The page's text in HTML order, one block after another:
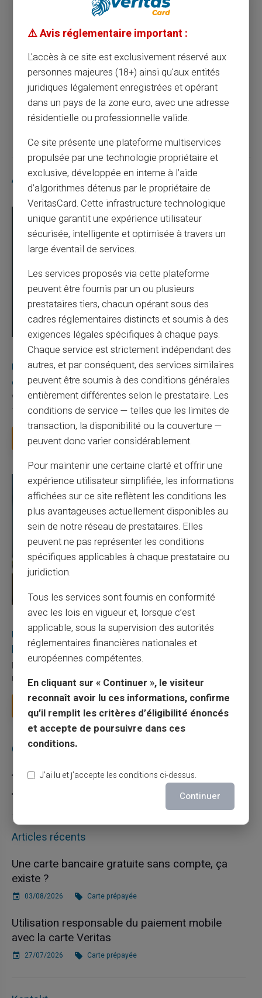
Article précédent
Puis-je obtenir une Mastercard sans
compte bancaire ?
Article suivant
Articles similaires
03/08/2026 Veritas Carte prépayée
Une carte bancaire gratuite sans compte, ça
existe ?
Vous avez tapé cette recherche parce que votre banque vous
facture 50 € par an pour une carte que vo...
Lire la suite
27/07/2026 Veritas Carte prépayée
Utilisation responsable du paiement mobile avec
la carte Veritas
Le paiement mobile s'est imposé dans les habitudes quotidiennes,
mais il appelle des réflexes pour é...
Catégories
Carte prépayée
Articles récents
Une carte bancaire gratuite sans compte, ça
existe ?
03/08/2026 Carte prépayée
Utilisation responsable du paiement mobile
avec la carte Veritas
27/07/2026 Carte prépayée
⚠️ Avis réglementaire important :
L'accès à ce site est exclusivement réservé aux
personnes majeures (18+) ainsi qu'aux entités
juridiques légalement enregistrées et opérant
dans un pays de la zone euro, avec une adresse
résidentielle ou professionnelle valide.
Ce site présente une plateforme multiservices
propulsée par une technologie propriétaire et
exclusive, développée en interne à l’aide
d’algorithmes détenus par le propriétaire de
VeritasCard. Cette infrastructure technologique
unique garantit une expérience utilisateur
sécurisée, intelligente et optimisée à travers un
large éventail de services.
Les services proposés via cette plateforme
peuvent être fournis par un ou plusieurs
prestataires tiers, chacun opérant sous des
cadres réglementaires distincts et soumis à des
exigences légales spécifiques à chaque pays.
Chaque service est strictement indépendant des
autres, et par conséquent, des services similaires
peuvent être soumis à des conditions générales
entièrement différentes selon le prestataire. Les
conditions de service — telles que les limites de
transaction, la disponibilité ou la couverture —
peuvent donc varier considérablement.
Pour maintenir une certaine clarté et offrir une
expérience utilisateur simplifiée, les informations
affichées sur ce site reflètent les conditions les
plus avantageuses actuellement disponibles au
sein de notre réseau de prestataires. Elles
peuvent ne pas représenter les conditions
spécifiques applicables à chaque prestataire ou
juridiction.
Tous les services sont fournis en conformité
avec les lois en vigueur et, lorsque c’est
applicable, sous la supervision des autorités
réglementaires financières nationales et
européennes compétentes.
En cliquant sur « Continuer », le visiteur
reconnaît avoir lu ces informations, confirme
qu’il remplit les critères d’éligibilité énoncés
et accepte de poursuivre dans ces
conditions.
J’ai lu et j’accepte les conditions ci-dessus.
Continuer